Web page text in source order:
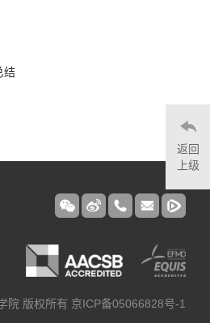
结
院 版权所有 京ICP备05066828号-1
返回
上级